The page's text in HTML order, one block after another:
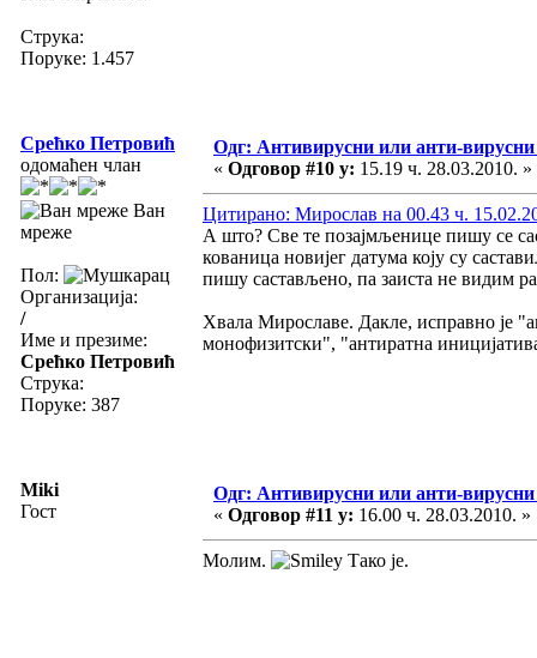
Струка:
Поруке: 1.457
Срећко Петровић
одомаћен члан
Ван
мреже
Пол:
Организација:
/
Име и презиме:
Срећко Петровић
Струка:
Поруке: 387
Одг: Антивирусни или анти-вирусни
« Одговор #10 у: 15.19 ч. 28.03.2010. »
Цитирано: Мирослав на 00.43 ч.
А што? Све те позајмљенице пишу се
кованица новијег датума коју су
пишу састављено, па заиста не видим
Хвала Мирославе. Дакле, исправно је
монофизитски", "антиратна
Miki
Гост
Одг: Антивирусни или анти-вирусни
« Одговор #11 у: 16.00 ч. 28.03.2010. »
Молим. Тако је.